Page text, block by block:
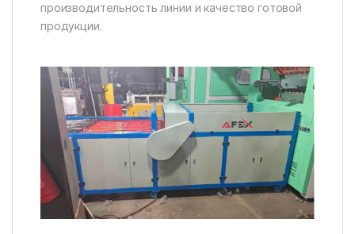
производительность линии и качество готовой
продукции.